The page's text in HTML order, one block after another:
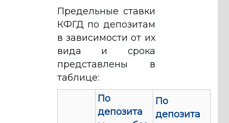
Предельные ставки
КФГД по депозитам
в зависимости от их
вида и срока
представлены в
таблице:
По
депозита
По
депозита